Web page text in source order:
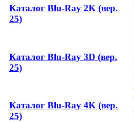
Каталог Blu-Ray 2K (вер.
25)
Каталог Blu-Ray 3D (вер.
25)
Каталог Blu-Ray 4K (вер.
25)